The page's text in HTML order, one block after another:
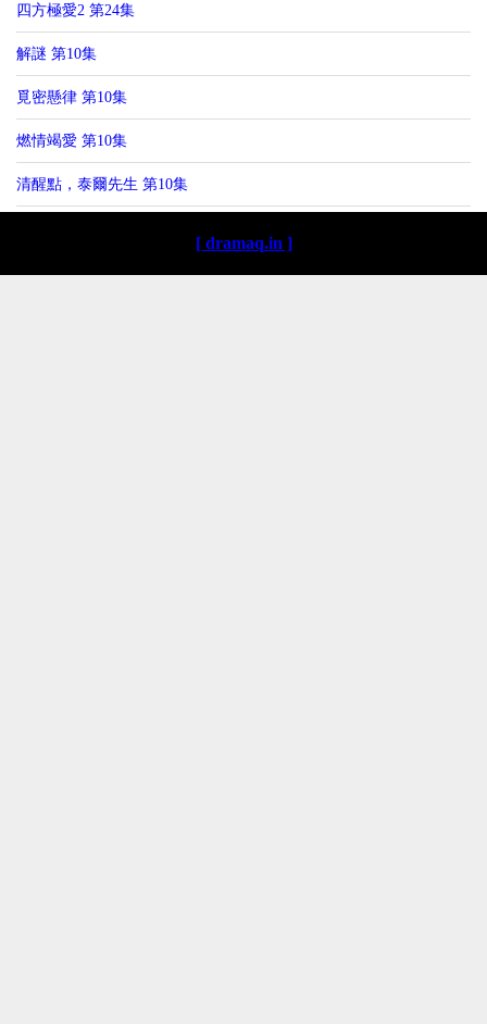
四方極愛2 第24集
解謎 第10集
覓密懸律 第10集
燃情竭愛 第10集
清醒點，泰爾先生 第10集
[ dramaq.in ]